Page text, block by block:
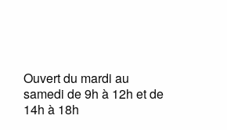
Ouvert du mardi au
samedi de 9h à 12h et de
14h à 18h